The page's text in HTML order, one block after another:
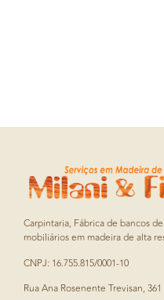
Carpintaria, Fábrica de bancos
mobiliários em madeira de alta
CNPJ: 16.755.815/0001-10
Rua Ana Rosenente Trevisan,